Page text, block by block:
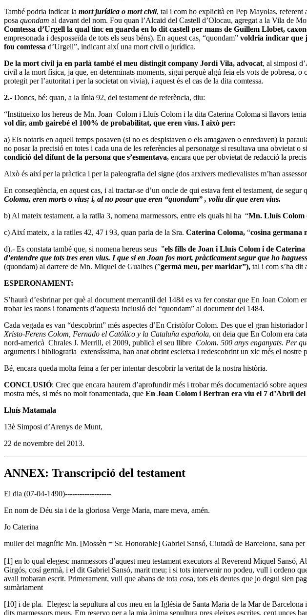
També podria indicar la mort jurídica o mort civil, tal i com ho explicità en Pep Mayolas, referent
posa quondam al davant del nom. Fou quan l’Alcaid del Castell d’Olocau, agregat a la Vila de
Comtessa d’Urgell la qual tinc en guarda en lo dit castell per mans de Guillem Llobet,
empresonada i desposseïda de tots els seus béns). En aquest cas, “quondam” voldria indicar que
fou comtessa d’Urgell”, indicant així una mort civil o jurídica.
De la mort civil ja en parlà també el meu distingit company Jordi Vila, advocat, al simposi
civil a la mort física, ja que, en determinats moments, sigui perquè algú feia els vots de pobresa,
protegit per l’autoritat i per la societat on vivia), i aquest és el cas de la dita comtessa.
2.- Doncs, bé: quan, a la línia 92, del testament de referència, diu:
“Institueixo los hereus de Mn. Joan Colom i Lluís Colom i la dita Caterina Coloma si llavors tenia
vol dir, amb gairebé el 100% de probabilitat, que eren vius. I això per:
a) Els notaris en aquell temps posaven (si no es despistaven o els amagaven o enredaven) la
no posar la precisió en totes i cada una de les referències al personatge si resultava una obvietat o
condició del difunt de la persona que s’esmentava, encara que per obvietat de redacció la
Això és així per la pràctica i per la paleografia del signe (dos arxivers medievalistes m’han
En conseqüència, en aquest cas, i al tractar-se d’un oncle de qui estava fent el testament, de segur
Coloma, eren morts o vius; i, al no posar que eren “quondam” , volia dir que eren vius.
b) Al mateix testament, a la ratlla 3, nomena marmessors, entre els quals hi ha “Mn. Lluís Colom
c) Així mateix, a la ratlles 42, 47 i 93, quan parla de la Sra. Caterina Coloma, “cosina germana
d).- Es constata també que, si nomena hereus seus ”els fills de Joan i Lluís Colom i de Caterina
d’entendre que tots tres eren vius. I que si en Joan fos mort, pràcticament segur que ho
(quondam) al darrere de Mn. Miquel de Gualbes (”germà meu, per maridar”), tal i com s’ha dit
ESPERONAMENT:
S’haurà d’esbrinar per què al document mercantil del 1484 es va fer constar que En Joan Colom
trobar les raons i fonaments d’aquesta inclusió del “quondam” al document del 1484.
Cada vegada es van “descobrint” més aspectes d’En Cristòfor Colom. Des que el gran
Xristo-Ferens Colom, Fernado el Católico y la Cataluña española, on deia que En Colom era
nord-americà Chrales J. Merrill, el 2009, publicà el seu llibre Colom. 500 anys enganyats. Per
arguments i bibliografia extensíssima, han anat obrint escletxa i redescobrint un xic més el nostre
Bé, encara queda molta feina a fer per intentar descobrir la veritat de la nostra història.
CONCLUSIÓ: Crec que encara haurem d’aprofundir més i trobar més documentació sobre
mostra més, si més no molt fonamentada, que En Joan Colom i Bertran era viu el 7 d’Abril del
Lluís Matamala
13è Simposi d’Arenys de Munt,
22 de novembre del 2013.
ANNEX: Transcripció del testament
El dia (07-04-1490)-------------------
En nom de Déu sia i de la gloriosa Verge Maria, mare meva, amén.
Jo Caterina
muller del magnífic Mn. [Mossèn = Sr. Honorable] Gabriel Sansó, Ciutadà de Barcelona, sana
[1] en lo qual elegesc marmessors d’aquest meu testament executors al Reverend Miquel
Girgós, cosí germà, i el dit Gabriel Sansó, marit meu; i si tots intervenir no podeu, vull i ordeno
avall trobaran escrit. Primerament, vull que abans de tota cosa, tots els deutes que jo degui sien
sumàriament
[10] i de pla. Elegesc la sepultura al cos meu en la Iglésia de Santa Maria de la Mar de
dits marmessors meus. Em reservo per a la mia ànima sepultura pres eleixes escrites, cent unces